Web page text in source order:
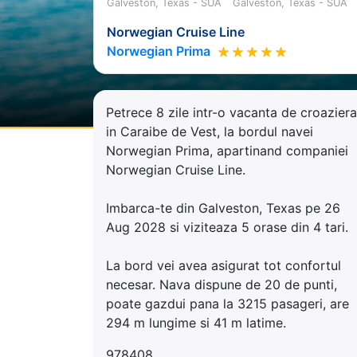
Galveston, Texas - SUA Galveston, Texas - SUA
Norwegian Cruise Line
Norwegian Prima
Petrece 8 zile intr-o vacanta de croaziera
in Caraibe de Vest, la bordul navei
Norwegian Prima, apartinand companiei
Norwegian Cruise Line.
Imbarca-te din Galveston, Texas pe 26
Aug 2028 si viziteaza 5 orase din 4 tari.
La bord vei avea asigurat tot confortul
necesar. Nava dispune de 20 de punti,
poate gazdui pana la 3215 pasageri, are
294 m lungime si 41 m latime.